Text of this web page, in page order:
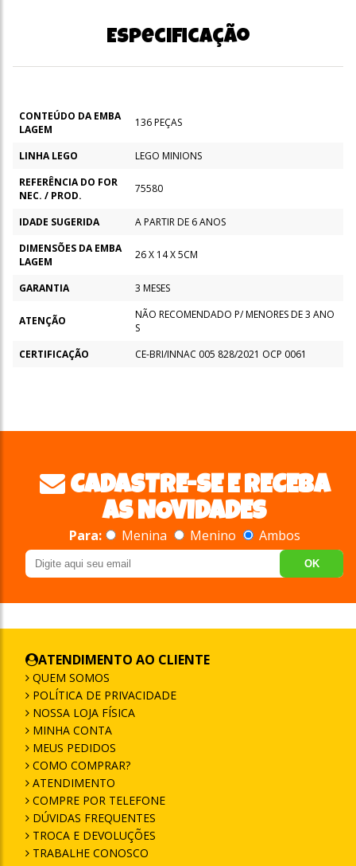
Especificação
CONTEÚDO DA EMBA
LAGEM
136 PEÇAS
LINHA LEGO
LEGO MINIONS
REFERÊNCIA DO FOR
NEC. / PROD.
75580
IDADE SUGERIDA
A PARTIR DE 6 ANOS
DIMENSÕES DA EMBA
LAGEM
26 X 14 X 5CM
GARANTIA 3 MESES
ATENÇÃO
NÃO RECOMENDADO P/ MENORES DE 3 ANO
S
CERTIFICAÇÃO
CE-BRI/INNAC 005 828/2021 OCP 0061
CADASTRE-SE E RECEBA
AS NOVIDADES
Para: Menina Menino Ambos
OK
ATENDIMENTO AO CLIENTE
QUEM SOMOS
POLÍTICA DE PRIVACIDADE
NOSSA LOJA FÍSICA
MINHA CONTA
MEUS PEDIDOS
COMO COMPRAR?
ATENDIMENTO
COMPRE POR TELEFONE
DÚVIDAS FREQUENTES
TROCA E DEVOLUÇÕES
TRABALHE CONOSCO